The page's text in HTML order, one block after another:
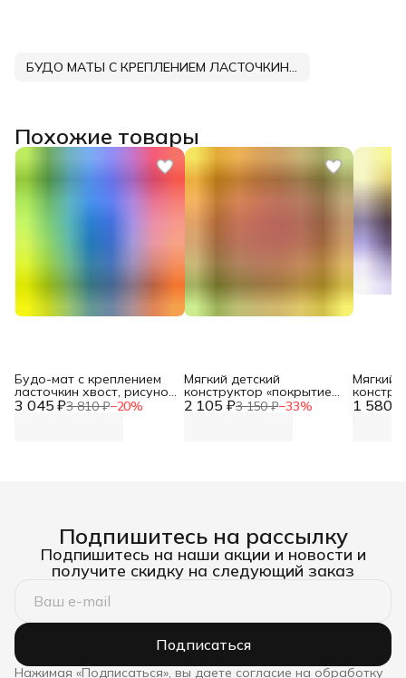
БУДО МАТЫ С КРЕПЛЕНИЕМ ЛАСТОЧКИН ХВОСТ DNN
Похожие товары
3 045 ₽3 810 ₽−20%
Будо-мат с креплением
ласточкин хвост, рисунок
с одной стороны, 1 м2. 2 105 ₽3 150 ₽−33%
Мягкий детский
конструктор «покрытие
напольное животный 1 580 ₽
Мягкий
Подпишитесь на рассылку
Подпишитесь на наши акции и новости и
получите скидку на следующий заказ
Подписаться
Нажимая «Подписаться», вы даете согласие на обработку